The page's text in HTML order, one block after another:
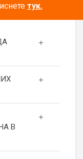
тук.
В